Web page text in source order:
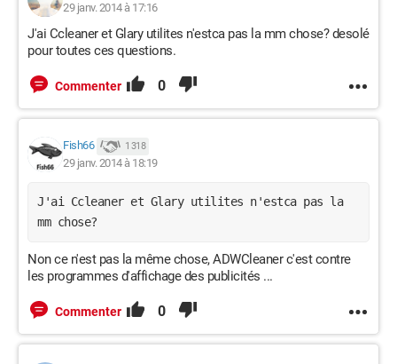
29 janv. 2014 à 17:16
J'ai Ccleaner et Glary utilites n'estca pas la mm chose? desolé
pour toutes ces questions.
Commenter 0
Fish66 1 318
29 janv. 2014 à 18:19
J'ai Ccleaner et Glary utilites n'estca pas la
mm chose?
Non ce n'est pas la même chose, ADWCleaner c'est contre
les programmes d'affichage des publicités ...
Commenter 0